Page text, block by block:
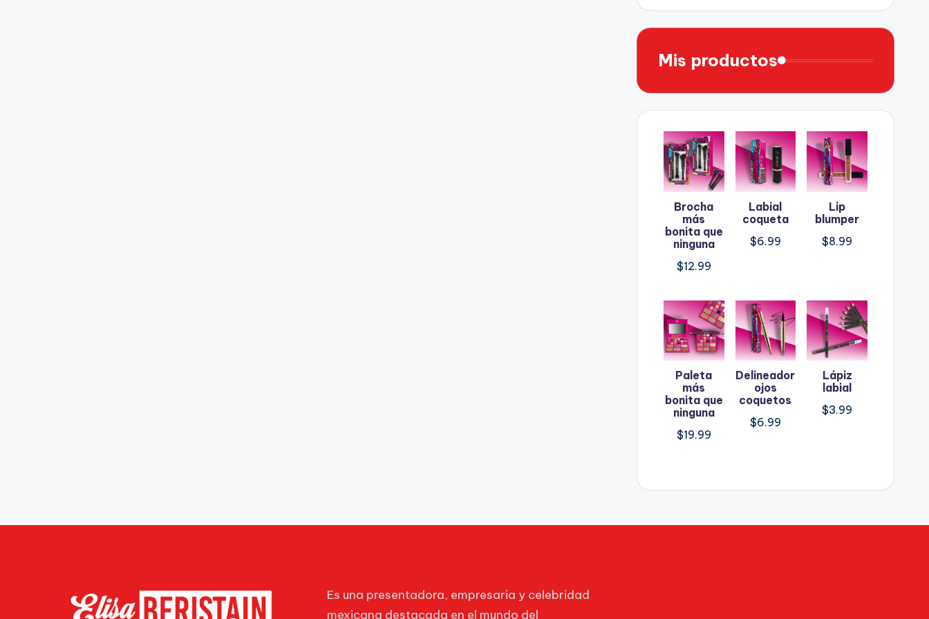
Mis productos
Brocha
más
bonita que
ninguna
$12.99
Labial
coqueta
$6.99
Lip
blumper
$8.99
Paleta
más
bonita que
ninguna
$19.99
Delineador
ojos
coquetos
$6.99
Lápiz
labial
$3.99
Es una presentadora, empresaria y celebridad
mexicana destacada en el mundo del